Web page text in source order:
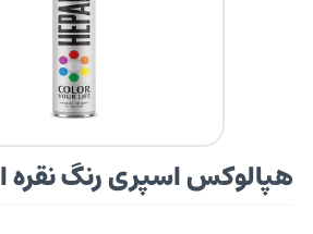
هپالوکس اسپری رنگ نقره